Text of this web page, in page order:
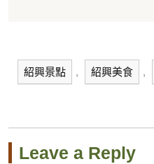
紹興景點 , 紹興美食 ,
Leave a Reply